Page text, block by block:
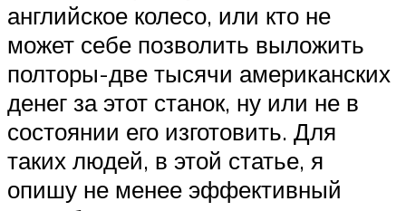
английское колесо, или кто не
может себе позволить выложить
полторы-две тысячи американских
денег за этот станок, ну или не в
состоянии его изготовить. Для
таких людей, в этой статье, я
опишу не менее эффективный